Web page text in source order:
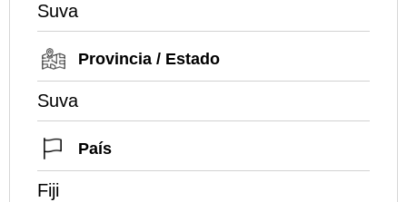
Suva
Provincia / Estado
Suva
País
Fiji